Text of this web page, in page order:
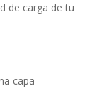
de carga de tu
capa